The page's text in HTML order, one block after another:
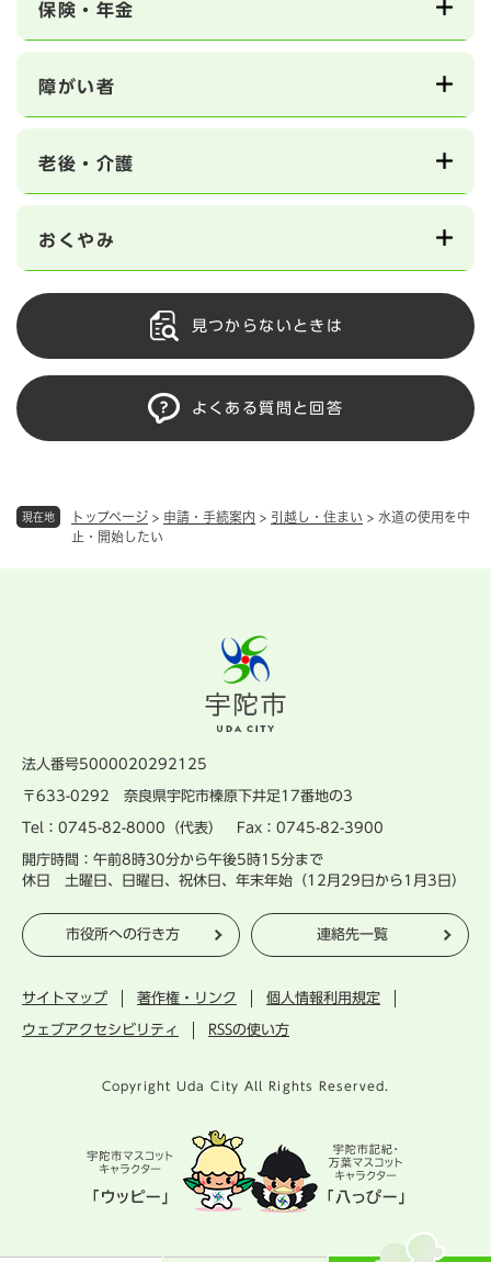
現在地 トップページ > 申請・手続案内 > 引越し・住まい > 水道の使用を中
止・開始したい
保険・年金
障がい者
老後・介護
おくやみ
見つからないときは
よくある質問と回答
法人番号5000020292125
〒633-0292 奈良県宇陀市榛原下井足17番地の3
Tel：0745-82-8000（代表） Fax：0745-82-3900
開庁時間：午前8時30分から午後5時15分まで
休日 土曜日、日曜日、祝休日、年末年始（12月29日から1月3日）
市役所への行き方 連絡先一覧
サイトマップ 著作権・リンク 個人情報利用規定
ウェブアクセシビリティ RSSの使い方
Copyright Uda City All Rights Reserved.